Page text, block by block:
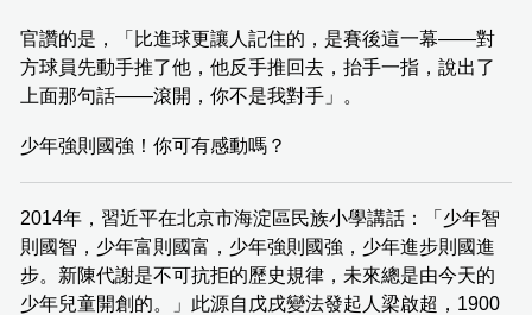
官讚的是，「比進球更讓人記住的，是賽後這一幕——對
方球員先動手推了他，他反手推回去，抬手一指，說出了
上面那句話——滾開，你不是我對手」。
少年強則國強！你可有感動嗎？
2014年，習近平在北京市海淀區民族小學講話：「少年智
則國智，少年富則國富，少年強則國強，少年進步則國進
步。新陳代謝是不可抗拒的歷史規律，未來總是由今天的
少年兒童開創的。」此源自戊戌變法發起人梁啟超，1900